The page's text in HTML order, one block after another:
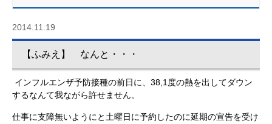
2014.11.19
【ふみえ】 なんと・・・
インフルエンザ予防接種の前日に、38,1度の熱を出してダウン
するなんて我ながら許せません。
仕事に支障無いようにと土曜日に予約したのに延期の宣告を受け